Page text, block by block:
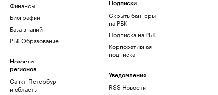
Финансы
Биографии
База знаний
РБК Образование
Новости
регионов
Санкт-Петербург
и область
Подписки
Скрыть баннеры
на РБК
Подписка на РБК
Корпоративная
подписка
Уведомления
RSS Новости